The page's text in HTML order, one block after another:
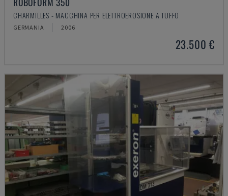
CHARMILLES - MACCHINA PER ELETTROEROSIONE A TUFFO
GERMANIA 2006
23.500 €